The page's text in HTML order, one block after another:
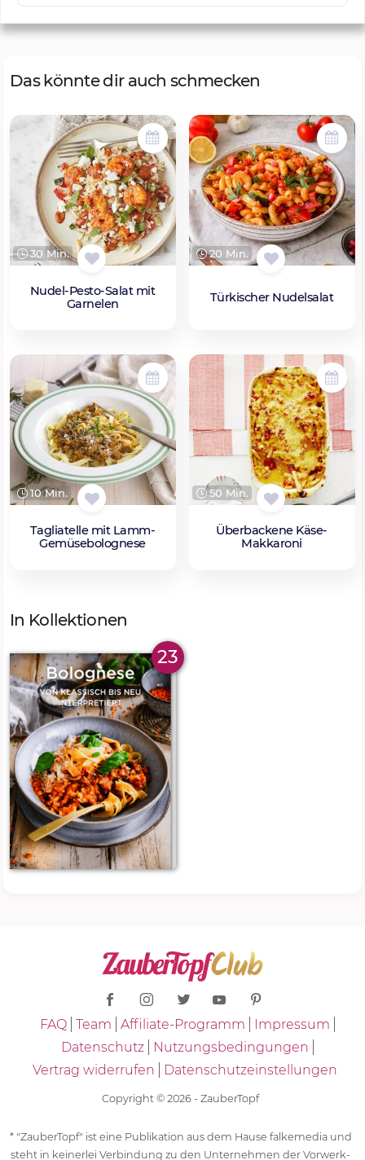
Das könnte dir auch schmecken
30 Min.
Nudel-Pesto-Salat mit
Garnelen
20 Min.
Türkischer Nudelsalat
10 Min.
Tagliatelle mit Lamm-
Gemüsebolognese
50 Min.
Überbackene Käse-
Makkaroni
In Kollektionen
23
FAQ Team Affiliate-Programm
Impressum
Datenschutz
Nutzungsbedingungen
Vertrag widerrufen
Datenschutzeinstellungen
Copyright © 2026 - ZauberTopf
* "ZauberTopf" ist eine Publikation aus dem Hause falkemedia und
steht in keinerlei Verbindung zu den Unternehmen der Vorwerk-